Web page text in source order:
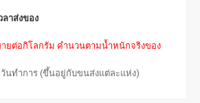
าส่งของ
ยต่อกิโลกรัม คำนวนตามน้ำหนักจริงของ
วันทำการ (ขึ้นอยู่กับขนส่งแต่ละแห่ง)